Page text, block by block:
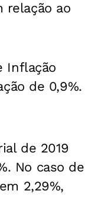
relação ao
Inflação
de 0,9%.
de 2019
No caso de
2,29%,